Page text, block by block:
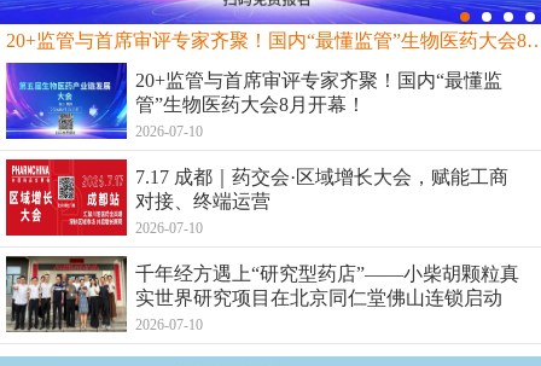
20+监管与首席审评专家齐聚！国内“最
20+监管与首席审评专家齐聚！国内“最懂监
管”生物医药大会8月开幕！
2026-07-10
7.17 成都｜药交会·区域增长大会，赋能工商
对接、终端运营
2026-07-10
千年经方遇上“研究型药店”——小柴胡颗粒真
实世界研究项目在北京同仁堂佛山连锁启动
2026-07-10